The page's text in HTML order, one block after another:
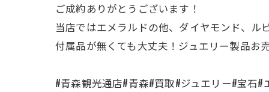
ご成約ありがとうございます！
当店ではエメラルドの他、ダイヤモンド、ル
付属品が無くても大丈夫！ジュエリー製品お
#青森観光通店#青森#買取#ジュエリー#宝石#